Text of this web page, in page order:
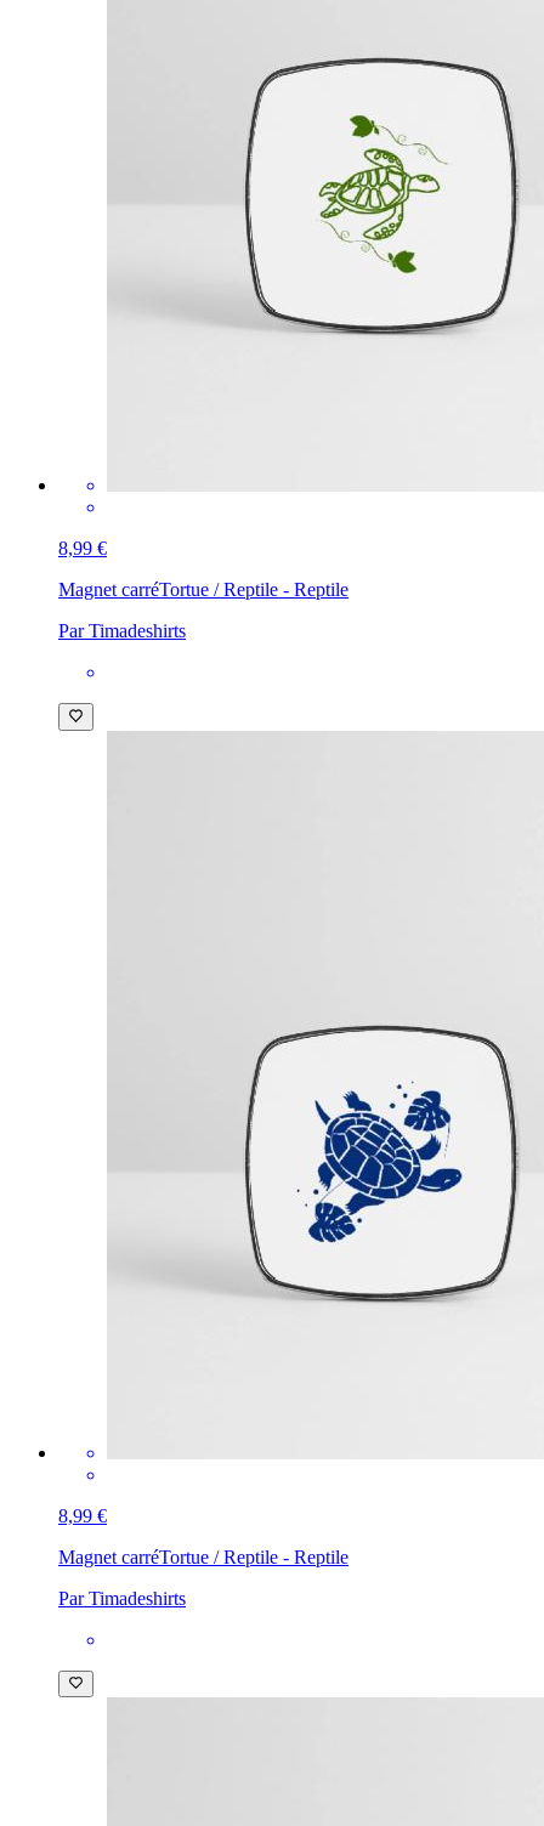
8,99 €
Magnet carréTortue / Reptile - Reptile
Par Timadeshirts
8,99 €
Magnet carréTortue / Reptile - Reptile
Par Timadeshirts